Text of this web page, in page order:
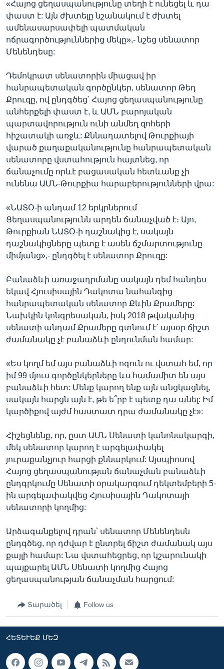
«Հայոց ցեղասպանությունը տեղի է ունեցել և դա
փաստ է: Այն ժխտելը նշանակում է ժխտել
ամենասարսափելի պատմական
ոճրագործություններից մեկը»,- նշեց սենատոր
Մենենդեսը:
Դեմոկրատ սենատորին միացավ իր
հանրապետական գործընկեր, սենատոր Թեդ
Քրուզը, ով ընդգծեց՝ Հայոց ցեղասպանությունը
անհերքելի փաստ է, և ԱՄՆ բարոյական
պարտավորություն ունի անմեղ զոհերի
հիշատակի առջև: Քննադատելով Թուրքիայի
վարած քաղաքականությունը հանրապետական
սենատորը վստահություն հայտնեց, որ
ճանաչումը որևէ բացասական հետևանք չի
ունենա ԱՄՆ-Թուրքիա հարաբերությունների վրա:
«ՆԱՏՕ-ի անդամ 12 երկրներում
Ցեղասպանությունն արդեն ճանաչված է։ Այո,
Թուրքիան ՆԱՏՕ-ի դաշնակից է, սակայն
դաշնակիցները պետք է ասեն ճշմարտությունը
միմյանց»,- ընդգծել է սենատոր Քրուզը:
Բանաձևի առաջադրմանը սակայն դեմ հանդես
եկավ Հյուսիսային Դակոտա նահանգից
հանրապետական սենատոր Քևին Քրամերը:
Նախկին կոնգրեսական, իսկ 2018 թվականից
սենատի անդամ Քրամերը գտնում է՝ այսօր ճիշտ
ժամանակը չէ բանաձևի ընդունման համար:
«Ես կողմ եմ այս բանաձևի ոգուն ու վստահ եմ, որ
իմ 99 մյուս գործընկերները ևս համամիտ են այս
բանաձևի հետ: Մենք կարող ենք այն անցկացնել,
սակայն հարցն այն է, թե ե՞րբ է պետք դա անել: Իմ
կարծիքով այժմ հաստատ դրա ժամանակը չէ»:
Հիշեցնենք, որ, ըստ ԱՄՆ Սենատի կանոնակարգի,
մեկ սենատոր կարող է արգելափակել
յուրաքանչյուր հարցի քննարկում: Այսպիոսով
Հայոց ցեղասպանության ճանաչման բանաձևի
ընդգրկումը Սենատի օրակարգում դեկտեմբերի 5-
ին արգելափակվեց Հյուսիսային Դակոտայի
սենատորի կողմից:
Արձագանքելով դրան՝ սենատոր Մենենդեսն
ընդգծեց, որ դժվար է ընտրել ճիշտ ժամանակ այս
քայլի համար: Նա վստահեցրեց, որ կշարունակի
պայքարել ԱՄՆ Սենատի կողմից Հայոց
ցեղասպանության ճանաչման հարցում:
Տարածել Follow us
ՀԵՏԵՒԵՔ ՄԵԶ